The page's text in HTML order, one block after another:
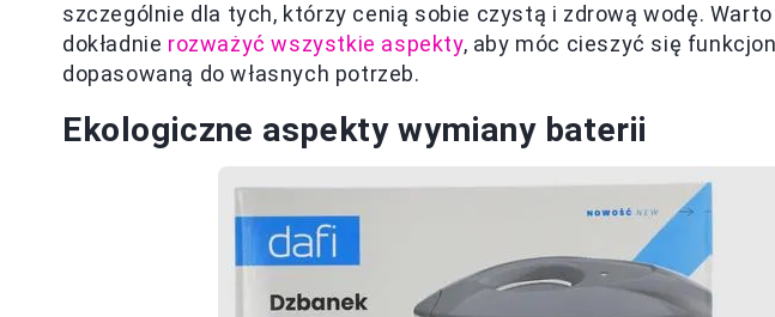
szczególnie dla tych, którzy cenią sobie czystą i zdrową wodę.
dokładnie rozważyć wszystkie aspekty, aby móc cieszyć się
dopasowaną do własnych potrzeb.
Ekologiczne aspekty wymiany baterii